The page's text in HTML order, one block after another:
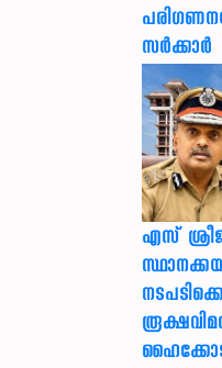
സർക്കാർ
എസ്